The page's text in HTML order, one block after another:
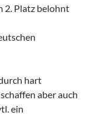
2. Platz belohnt
hart
aber auch
ein